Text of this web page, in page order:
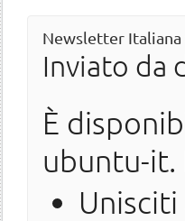
Newsletter Italiana
Inviato da
È
ubuntu-it.